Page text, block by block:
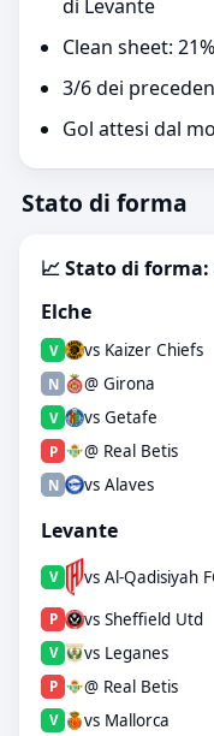
di Levante
Clean sheet:
3/6 dei
Gol attesi dal
Stato di forma
📈 Stato di
Elche
V vs Kaizer Chiefs
N @ Girona
V vs Getafe
P @ Real Betis
N vs Alaves
Levante
V vs Al-Qadisiyah
P vs Sheffield Utd
V vs Leganes
P @ Real Betis
V vs Mallorca